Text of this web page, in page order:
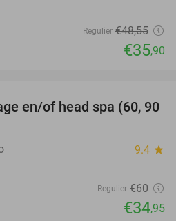
Regulier €48,55
€35,90
42%
en/of head spa (60, 90
9.4 star
Regulier €60
€34,95